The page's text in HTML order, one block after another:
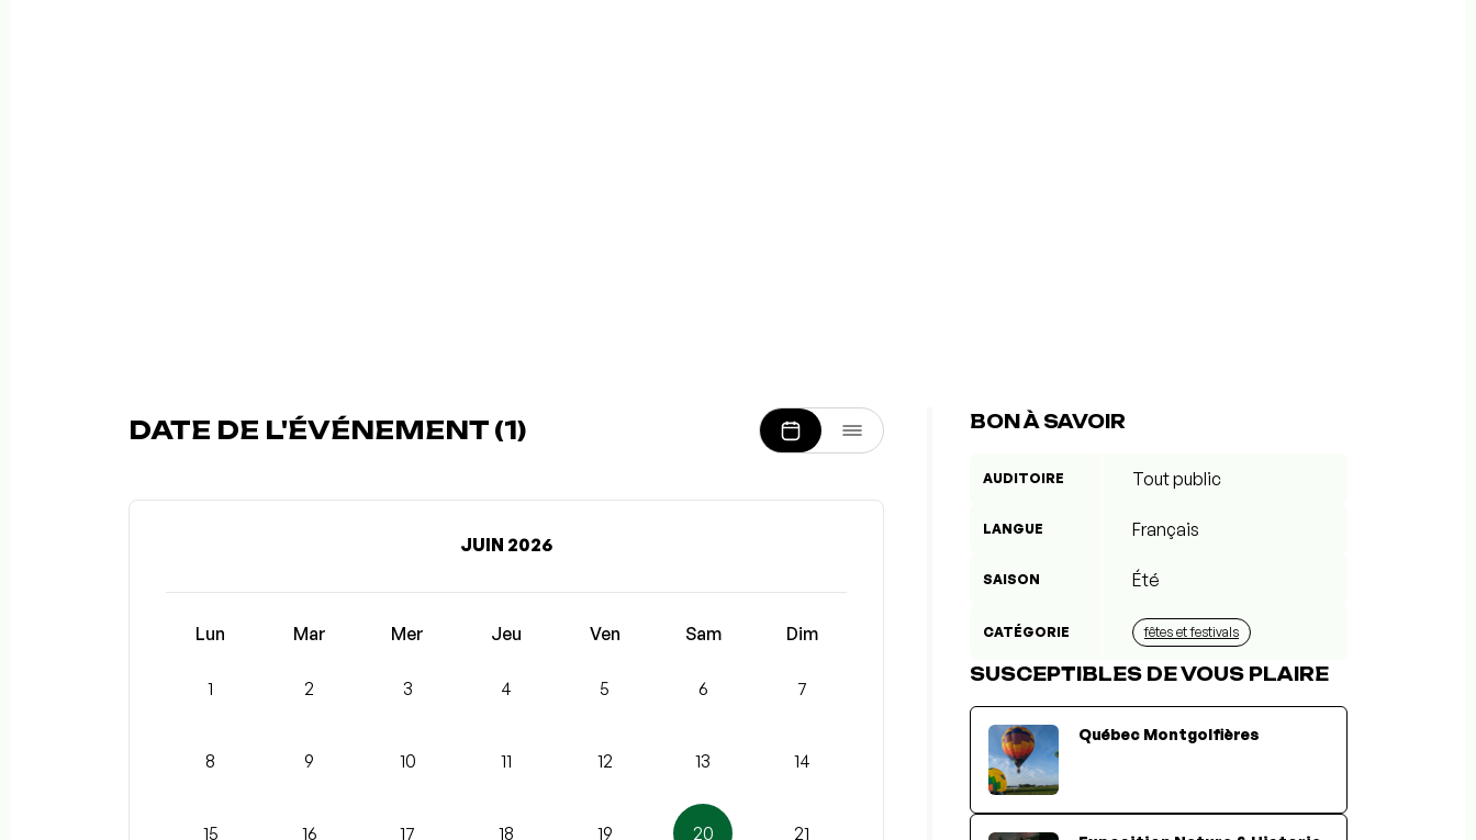
DATE DE L'ÉVÉNEMENT (1)
JUIN 2026
Lun Mar Mer Jeu Ven Sam Dim
1 2 3 4 5 6 7
8 9 10 11 12 13 14
15 16 17 18 19 20 21
BON À SAVOIR
AUDITOIRE Tout public
LANGUE Français
SAISON Été
CATÉGORIE fêtes et festivals
SUSCEPTIBLES DE VOUS PLAIRE
Québec Montgolfières